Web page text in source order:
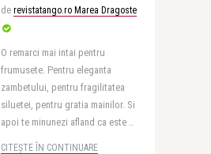
de revistatango.ro Marea Dragoste
O remarci mai intai pentru
frumusete. Pentru eleganta
zambetului, pentru fragilitatea
siluetei, pentru gratia mainilor. Si
apoi te minunezi afland ca este ..
CITEȘTE ÎN CONTINUARE